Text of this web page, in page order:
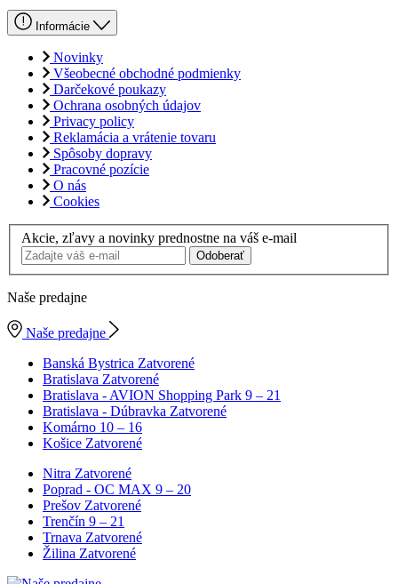
Informácie
Novinky
Všeobecné obchodné podmienky
Darčekové poukazy
Ochrana osobných údajov
Privacy policy
Reklamácia a vrátenie tovaru
Spôsoby dopravy
Pracovné pozície
O nás
Cookies
Akcie, zľavy a novinky prednostne na váš e-mail
Odoberať
Naše predajne
Naše predajne
Banská Bystrica Zatvorené
Bratislava Zatvorené
Bratislava - AVION Shopping Park 9 – 21
Bratislava - Dúbravka Zatvorené
Komárno 10 – 16
Košice Zatvorené
Nitra Zatvorené
Poprad - OC MAX 9 – 20
Prešov Zatvorené
Trenčín 9 – 21
Trnava Zatvorené
Žilina Zatvorené